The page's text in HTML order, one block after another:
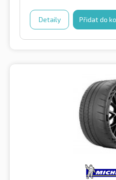
Detaily Přidat do